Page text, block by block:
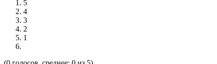
5
4
3
2
1